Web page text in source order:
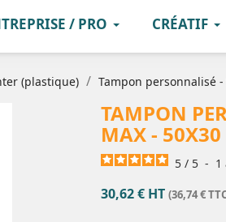
/ PRO CRÉATIF
(plastique) Tampon personnalisé -
TAMPON
MAX -
5 / 5 - 1
30,62 € HT (36,74 €